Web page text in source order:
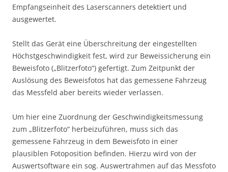
Empfangseinheit des Laserscanners detektiert und
ausgewertet.
Stellt das Gerät eine Überschreitung der eingestellten
Höchstgeschwindigkeit fest, wird zur Beweissicherung ein
Beweisfoto („Blitzerfoto“) gefertigt. Zum Zeitpunkt der
Auslösung des Beweisfotos hat das gemessene Fahrzeug
das Messfeld aber bereits wieder verlassen.
Um hier eine Zuordnung der Geschwindigkeitsmessung
zum „Blitzerfoto“ herbeizuführen, muss sich das
gemessene Fahrzeug in dem Beweisfoto in einer
plausiblen Fotoposition befinden. Hierzu wird von der
Auswertsoftware ein sog. Auswertrahmen auf das Messfoto